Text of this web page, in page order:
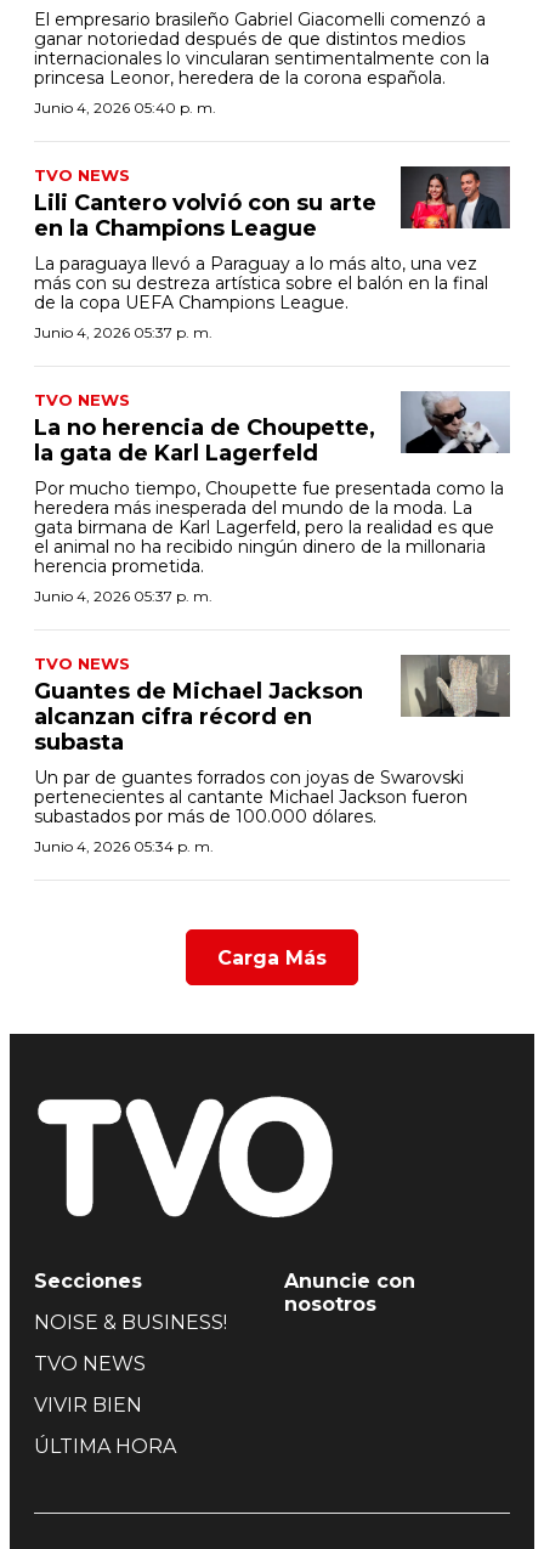
El empresario brasileño Gabriel Giacomelli comenzó a
ganar notoriedad después de que distintos medios
internacionales lo vincularan sentimentalmente con la
princesa Leonor, heredera de la corona española.
Junio 4, 2026 05:40 p. m.
TVO NEWS
Lili Cantero volvió con su arte
en la Champions League
La paraguaya llevó a Paraguay a lo más alto, una vez
más con su destreza artística sobre el balón en la final
de la copa UEFA Champions League.
Junio 4, 2026 05:37 p. m.
TVO NEWS
La no herencia de Choupette,
la gata de Karl Lagerfeld
Por mucho tiempo, Choupette fue presentada como la
heredera más inesperada del mundo de la moda. La
gata birmana de Karl Lagerfeld, pero la realidad es que
el animal no ha recibido ningún dinero de la millonaria
herencia prometida.
Junio 4, 2026 05:37 p. m.
TVO NEWS
Guantes de Michael Jackson
alcanzan cifra récord en
subasta
Un par de guantes forrados con joyas de Swarovski
pertenecientes al cantante Michael Jackson fueron
subastados por más de 100.000 dólares.
Junio 4, 2026 05:34 p. m.
Carga Más
Secciones
NOISE & BUSINESS!
TVO NEWS
VIVIR BIEN
ÚLTIMA HORA
Anuncie con
nosotros